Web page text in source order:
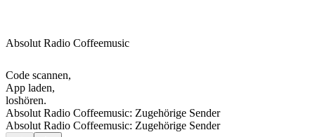
Absolut Radio Coffeemusic
Code scannen,
App laden,
loshören.
Absolut Radio Coffeemusic: Zugehörige Sender
Absolut Radio Coffeemusic: Zugehörige Sender